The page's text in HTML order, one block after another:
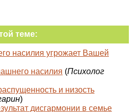
теме:
насилия угрожает Вашей
насилия (Психолог
и низость
)
дисгармонии в семье